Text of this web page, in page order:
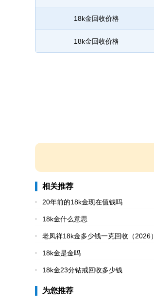
18k金回收价格
18k金回收价格
相关推荐
20年前的18k金现在值钱吗
18k金什么意思
老凤祥18k金多少钱一克回收（2026）
18k金是金吗
18k金23分钻戒回收多少钱
为您推荐